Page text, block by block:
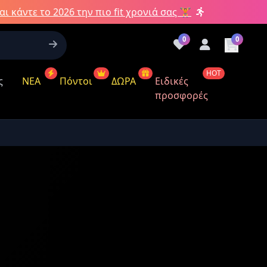
κάντε το 2026 την πιο fit χρονιά σας 🏋️
0 0
ΝΕΑ Πόντοι ΔΩΡΑ
Ειδικές
προσφορές
HOT